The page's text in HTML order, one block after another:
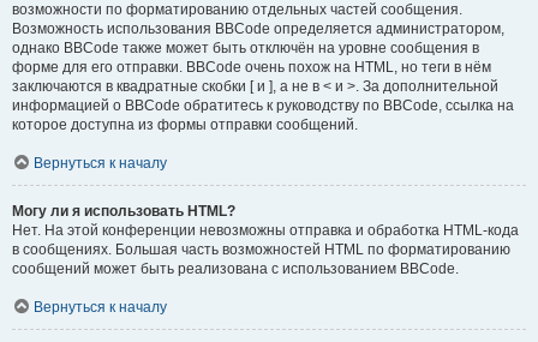
возможности по форматированию отдельных частей сообщения.
Возможность использования BBCode определяется администратором,
однако BBCode также может быть отключён на уровне сообщения в
форме для его отправки. BBCode очень похож на HTML, но теги в нём
заключаются в квадратные скобки [ и ], а не в < и >. За дополнительной
информацией о BBCode обратитесь к руководству по BBCode, ссылка на
которое доступна из формы отправки сообщений.
Вернуться к началу
Могу ли я использовать HTML?
Нет. На этой конференции невозможны отправка и обработка HTML-кода
в сообщениях. Большая часть возможностей HTML по форматированию
сообщений может быть реализована с использованием BBCode.
Вернуться к началу